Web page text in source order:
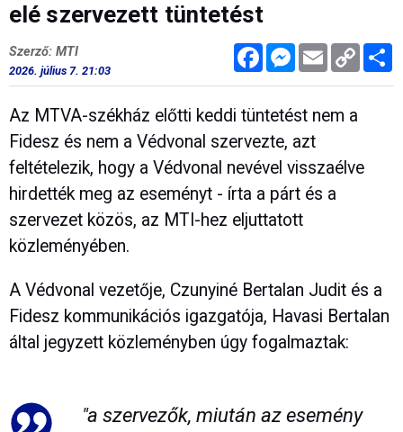
elé szervezett tüntetést
FacebookMessenger
Email Copy
Link
Szerző: MTI
2026. július 7. 21:03
Az MTVA-székház előtti keddi tüntetést nem a
Fidesz és nem a Védvonal szervezte, azt
feltételezik, hogy a Védvonal nevével visszaélve
hirdették meg az eseményt - írta a párt és a
szervezet közös, az MTI-hez eljuttatott
közleményében.
A Védvonal vezetője, Czunyiné Bertalan Judit és a
Fidesz kommunikációs igazgatója, Havasi Bertalan
által jegyzett közleményben úgy fogalmaztak:
"a szervezők, miután az esemény